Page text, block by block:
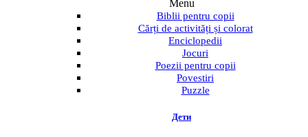
Menu
Biblii pentru copii
Cărți de activități și colorat
Enciclopedii
Jocuri
Poezii pentru copii
Povestiri
Puzzle
Дети